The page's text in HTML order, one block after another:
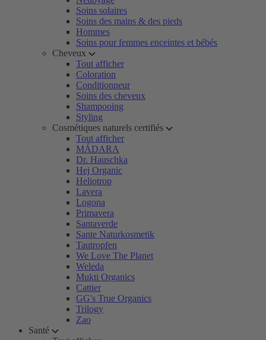
Soins solaires
Soins des mains & des pieds
Hommes
Soins pour femmes enceintes et bébés
Cheveux
Tout afficher
Coloration
Conditionneur
Soins des cheveux
Shampooing
Styling
Cosmétiques naturels certifiés
Tout afficher
MÁDARA
Dr. Hauschka
Hej Organic
Heliotrop
Lavera
Logona
Primavera
Santaverde
Sante Naturkosmetik
Tautropfen
We Love The Planet
Weleda
Mukti Organics
Cattier
GG's True Organics
Trilogy
Zao
Santé